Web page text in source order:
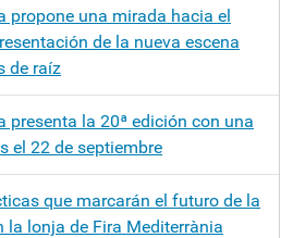
propone una mirada hacia el
de la nueva escena
de raíz
presenta la 20ª edición con una
el 22 de septiembre
que marcarán el futuro de la
la lonja de Fira Mediterrània